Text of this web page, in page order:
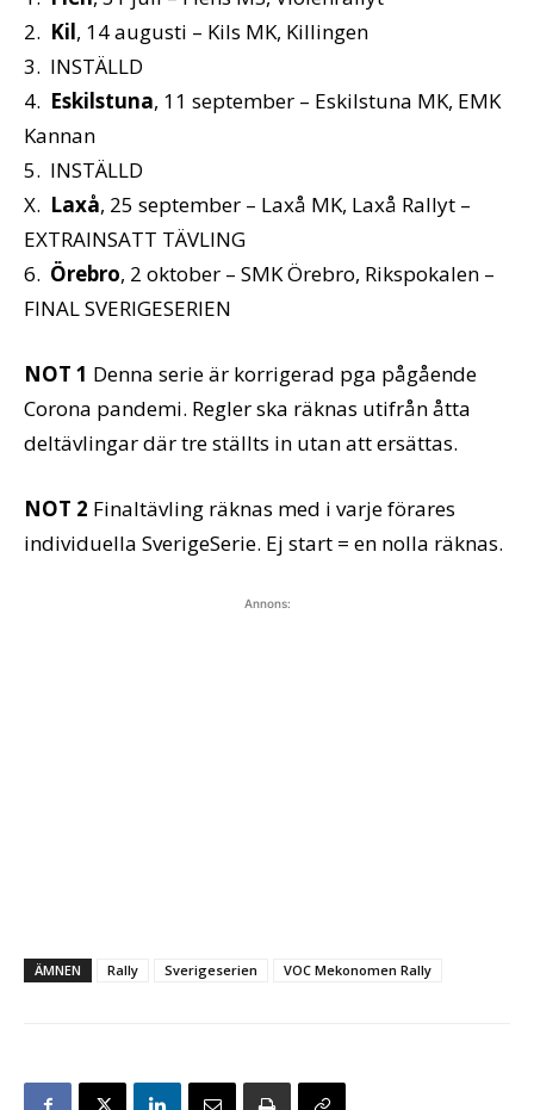
2. Kil, 14 augusti – Kils MK, Killingen
3. INSTÄLLD
4. Eskilstuna, 11 september – Eskilstuna MK, EMK
Kannan
5. INSTÄLLD
X. Laxå, 25 september – Laxå MK, Laxå Rallyt –
EXTRAINSATT TÄVLING
6. Örebro, 2 oktober – SMK Örebro, Rikspokalen –
FINAL SVERIGESERIEN
NOT 1 Denna serie är korrigerad pga pågående
Corona pandemi. Regler ska räknas utifrån åtta
deltävlingar där tre ställts in utan att ersättas.
NOT 2 Finaltävling räknas med i varje förares
individuella SverigeSerie. Ej start = en nolla räknas.
Annons:
ÄMNEN Rally Sverigeserien VOC Mekonomen Rally